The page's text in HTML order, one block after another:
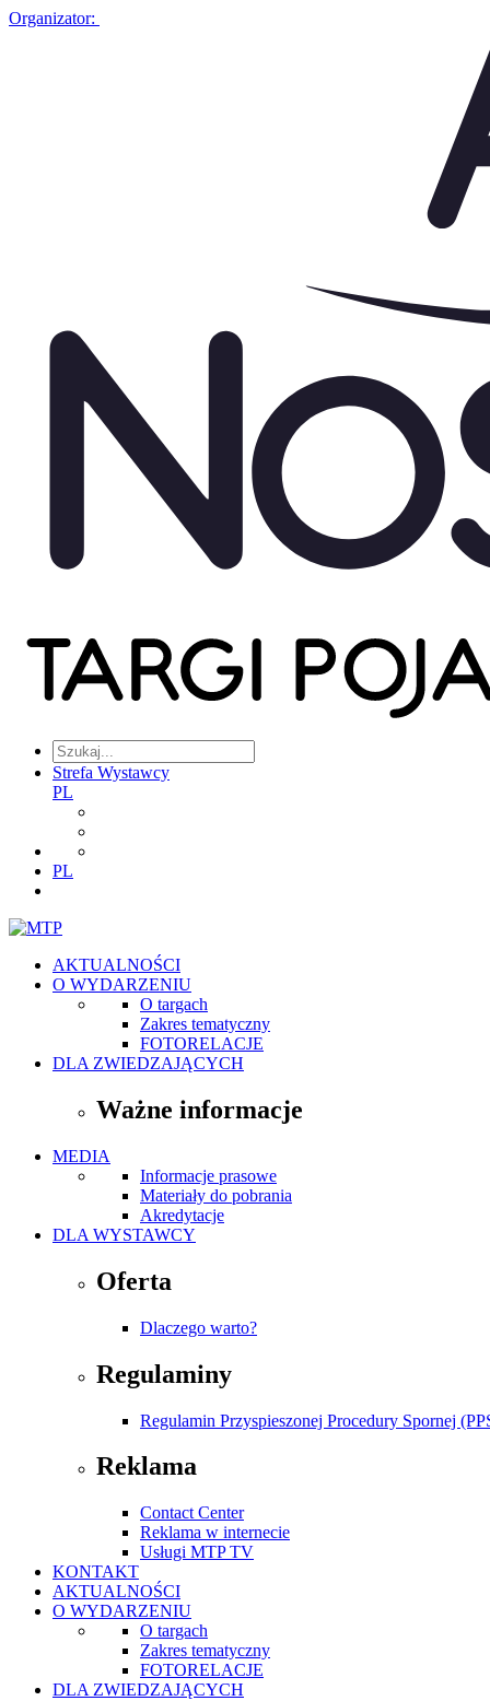
Organizator:
Strefa Wystawcy
PL
PL
AKTUALNOŚCI
O WYDARZENIU
O targach
Zakres tematyczny
FOTORELACJE
DLA ZWIEDZAJĄCYCH
Ważne informacje
MEDIA
Informacje prasowe
Materiały do pobrania
Akredytacje
DLA WYSTAWCY
Oferta
Dlaczego warto?
Regulaminy
Regulamin Przyspieszonej Procedury Spornej
Reklama
Contact Center
Reklama w internecie
Usługi MTP TV
KONTAKT
AKTUALNOŚCI
O WYDARZENIU
O targach
Zakres tematyczny
FOTORELACJE
DLA ZWIEDZAJĄCYCH